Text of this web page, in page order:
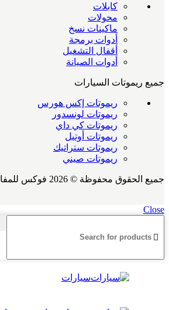
كابلات
محولات
ماكينات نسخ
أدوات برمجة
أقفال التشغيل
أدوات الصيانة
جميع ريموتات السيارات
ريموتات إكس هورس
ريموتات لونسدور
ريموتات كي داي
ريموتات أوتيل
ريموتات ستراتيك
ريموتات صيني
جميع الحقوق محفوظة © 2026 فوكس للمفاتيح
Close
سيارات